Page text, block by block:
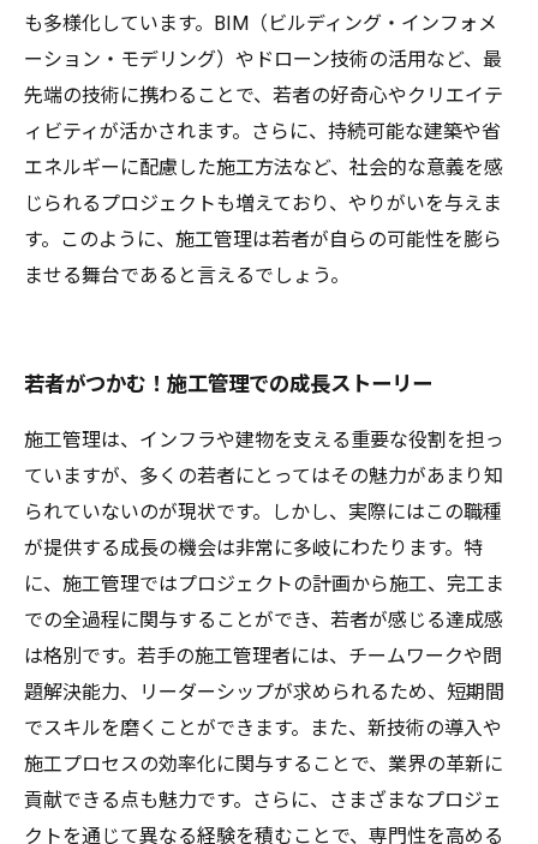
も多様化しています。BIM（ビルディング・インフォメ
ーション・モデリング）やドローン技術の活用など、最
先端の技術に携わることで、若者の好奇心やクリエイテ
ィビティが活かされます。さらに、持続可能な建築や省
エネルギーに配慮した施工方法など、社会的な意義を感
じられるプロジェクトも増えており、やりがいを与えま
す。このように、施工管理は若者が自らの可能性を膨ら
ませる舞台であると言えるでしょう。
若者がつかむ！施工管理での成長ストーリー
施工管理は、インフラや建物を支える重要な役割を担っ
ていますが、多くの若者にとってはその魅力があまり知
られていないのが現状です。しかし、実際にはこの職種
が提供する成長の機会は非常に多岐にわたります。特
に、施工管理ではプロジェクトの計画から施工、完工ま
での全過程に関与することができ、若者が感じる達成感
は格別です。若手の施工管理者には、チームワークや問
題解決能力、リーダーシップが求められるため、短期間
でスキルを磨くことができます。また、新技術の導入や
施工プロセスの効率化に関与することで、業界の革新に
貢献できる点も魅力です。さらに、さまざまなプロジェ
クトを通じて異なる経験を積むことで、専門性を高める